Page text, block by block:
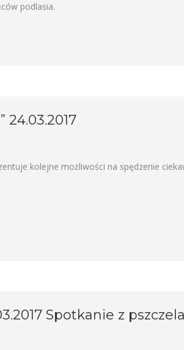
podlasia.
24.03.2017
kolejne możliwości na spędzenie
Spotkanie z